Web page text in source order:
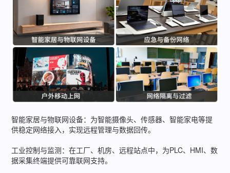
智能家居与物联网设备：为智能摄像头、传感器、智能家电等提
供稳定网络接入，实现远程管理与数据回传。
工业控制与监测：在工厂、机房、远程站点中，为PLC、HMI、数
据采集终端提供可靠联网支持。